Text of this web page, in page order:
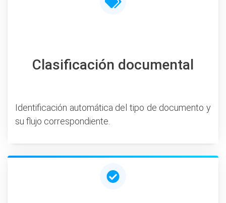
Clasificación documental
Identificación automática del tipo de documento y
su flujo correspondiente.